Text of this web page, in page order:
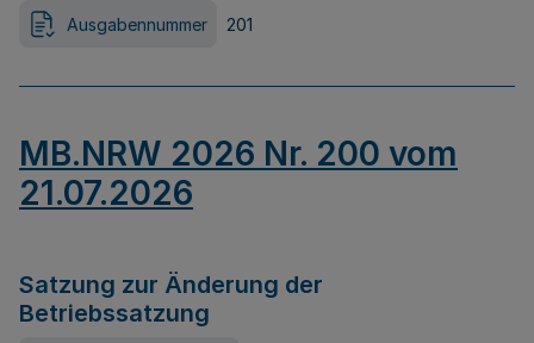
Ausgabennummer 201
MB.NRW 2026 Nr. 200 vom
21.07.2026
Satzung zur Änderung der
Betriebssatzung